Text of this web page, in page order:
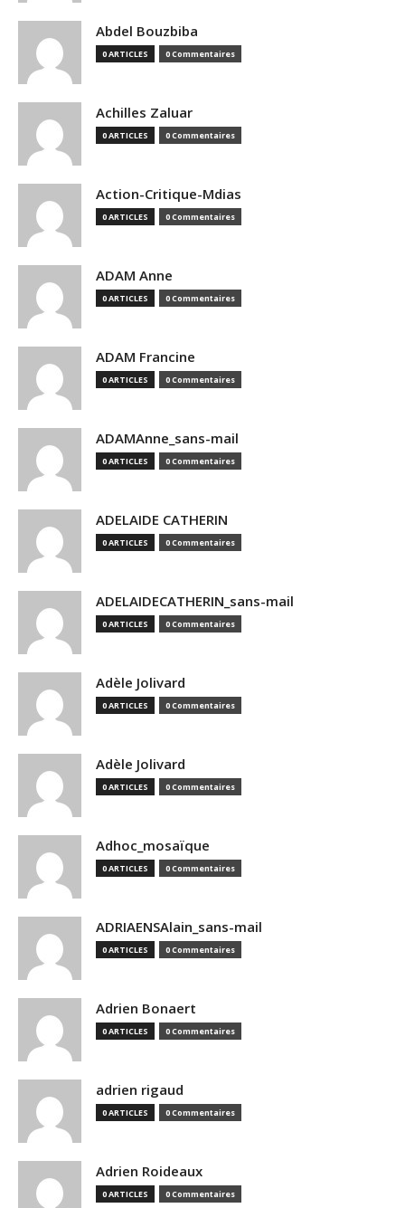
Abdel Bouzbiba
0 ARTICLES 0 Commentaires
Achilles Zaluar
0 ARTICLES 0 Commentaires
Action-Critique-Mdias
0 ARTICLES 0 Commentaires
ADAM Anne
0 ARTICLES 0 Commentaires
ADAM Francine
0 ARTICLES 0 Commentaires
ADAMAnne_sans-mail
0 ARTICLES 0 Commentaires
ADELAIDE CATHERIN
0 ARTICLES 0 Commentaires
ADELAIDECATHERIN_sans-mail
0 ARTICLES 0 Commentaires
Adèle Jolivard
0 ARTICLES 0 Commentaires
Adèle Jolivard
0 ARTICLES 0 Commentaires
Adhoc_mosaïque
0 ARTICLES 0 Commentaires
ADRIAENSAlain_sans-mail
0 ARTICLES 0 Commentaires
Adrien Bonaert
0 ARTICLES 0 Commentaires
adrien rigaud
0 ARTICLES 0 Commentaires
Adrien Roideaux
0 ARTICLES 0 Commentaires